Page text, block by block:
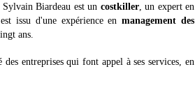
Biardeau est un costkiller, un expert en
issu d'une expérience en management des
ans.
entreprises qui font appel à ses services, en